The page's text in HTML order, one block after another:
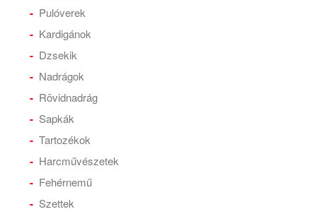
Pulóverek
Kardigánok
Dzsekik
Nadrágok
Rövidnadrág
Sapkák
Tartozékok
Harcművészetek
Fehérnemű
Szettek